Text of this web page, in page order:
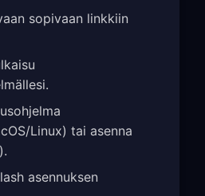
sopivaan linkkiin
Linux) tai asenna
asennuksen